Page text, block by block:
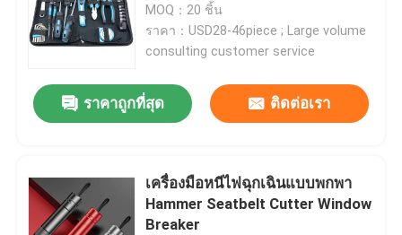
MOQ：20 ชิ้น
ราคา：USD28-46piece ; Large volume
consulting customer service
ราคาถูกที่สุด ติดต่อเรา
เครื่องมือหนีไฟฉุกเฉินแบบพกพา
Hammer Seatbelt Cutter Window
Breaker